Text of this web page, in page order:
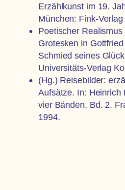
Erzählkunst im 19.
München: Fink-Verlag
Poetischer
Grotesken in
Schmied seines
Universitäts-Verlag
(Hg.) Reisebilder:
Aufsätze. In: Heinrich
vier Bänden, Bd. 2.
1994.